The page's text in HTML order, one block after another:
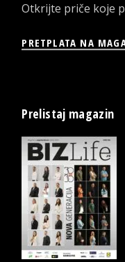
Otkrijte priče koje
PRETPLATA NA
Prelistaj magazin